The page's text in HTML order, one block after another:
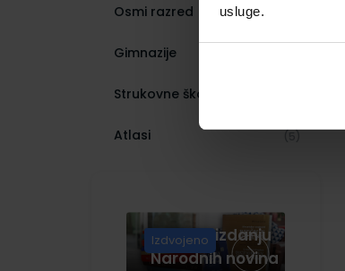
usluge.
Osmi razred
Gimnazije
Strukovne škole
Atlasi
Knjige u izdanju
Narodnih novina
Izdvojeno